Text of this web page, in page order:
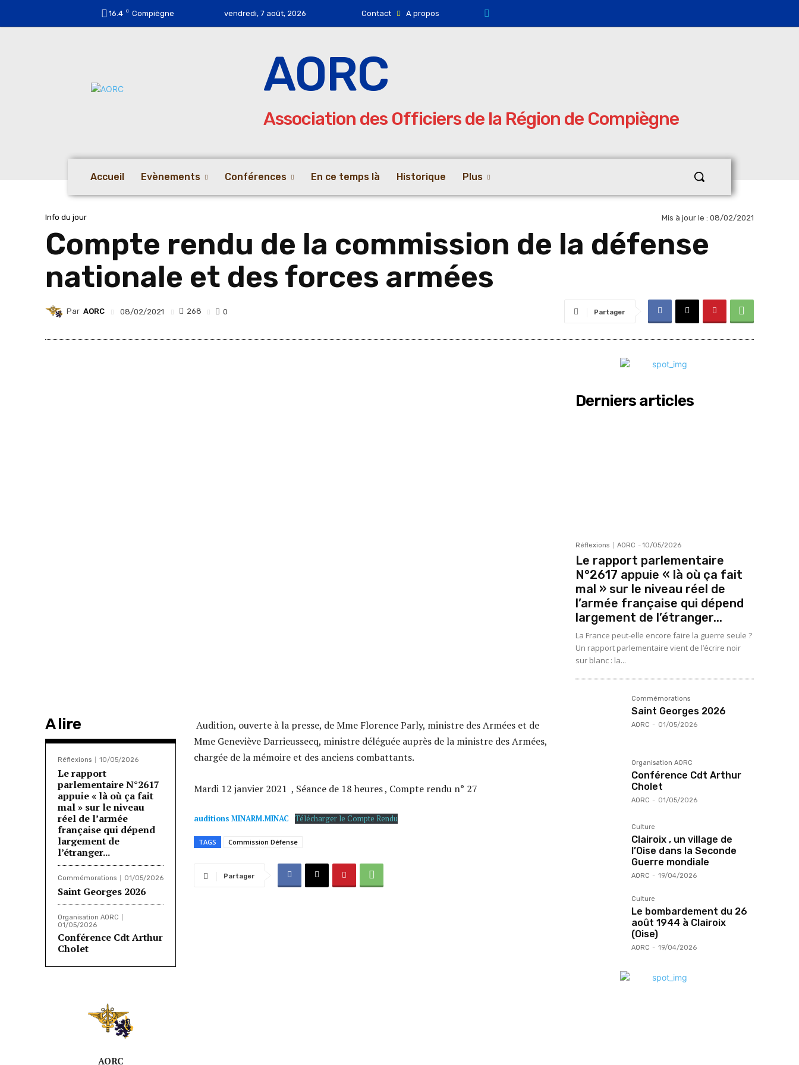
16.4 C Compiègne vendredi, 7 août, 2026 Contact A propos
AORC
Association des Officiers de la Région de Compiègne
Accueil Evènements Conférences En ce temps là Historique Plus
Info du jour Mis à jour le : 08/02/2021
Compte rendu de la commission de la défense
nationale et des forces armées
Par AORC 08/02/2021 268 0 Partager
A lire
Réflexions 10/05/2026
Le rapport
parlementaire N°2617
appuie « là où ça fait
mal » sur le niveau
réel de l’armée
française qui dépend
largement de
l’étranger...
Commémorations 01/05/2026
Saint Georges 2026
Organisation AORC
01/05/2026
Conférence Cdt Arthur
Cholet
AORC
Audition, ouverte à la presse, de Mme Florence Parly, ministre des Armées et de
Mme Geneviève Darrieussecq, ministre déléguée auprès de la ministre des Armées,
chargée de la mémoire et des anciens combattants.
Mardi 12 janvier 2021 , Séance de 18 heures , Compte rendu n° 27
auditions MINARM.MINAC Télécharger le Compte Rendu
TAGS Commission Défense
Partager
Derniers articles
Réflexions AORC - 10/05/2026
Le rapport parlementaire
N°2617 appuie « là où ça fait
mal » sur le niveau réel de
l’armée française qui dépend
largement de l’étranger...
La France peut-elle encore faire la guerre seule ?
Un rapport parlementaire vient de l’écrire noir
sur blanc : la...
Commémorations
Saint Georges 2026
AORC - 01/05/2026
Organisation AORC
Conférence Cdt Arthur
Cholet
AORC - 01/05/2026
Culture
Clairoix , un village de
l’Oise dans la Seconde
Guerre mondiale
AORC - 19/04/2026
Culture
Le bombardement du 26
août 1944 à Clairoix
(Oise)
AORC - 19/04/2026